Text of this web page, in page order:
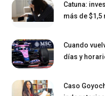
Catuna:
más de
Cuando
días y
Caso